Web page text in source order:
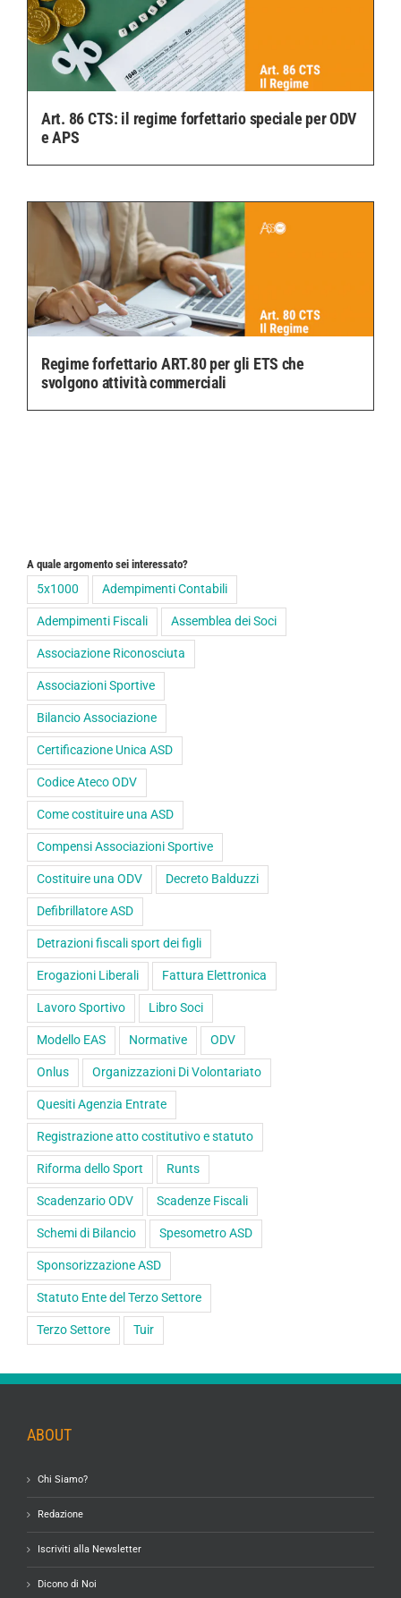
Art. 86 CTS: il regime forfettario speciale per ODV
e APS
Regime forfettario ART.80 per gli ETS che
svolgono attività commerciali
A quale argomento sei interessato?
5x1000 Adempimenti Contabili
Adempimenti Fiscali Assemblea dei Soci
Associazione Riconosciuta
Associazioni Sportive
Bilancio Associazione
Certificazione Unica ASD
Codice Ateco ODV
Come costituire una ASD
Compensi Associazioni Sportive
Costituire una ODV Decreto Balduzzi
Defibrillatore ASD
Detrazioni fiscali sport dei figli
Erogazioni Liberali Fattura Elettronica
Lavoro Sportivo Libro Soci
Modello EAS Normative ODV
Onlus Organizzazioni Di Volontariato
Quesiti Agenzia Entrate
Registrazione atto costitutivo e statuto
Riforma dello Sport Runts
Scadenzario ODV Scadenze Fiscali
Schemi di Bilancio Spesometro ASD
Sponsorizzazione ASD
Statuto Ente del Terzo Settore
Terzo Settore Tuir
ABOUT
Chi Siamo?
Redazione
Iscriviti alla Newsletter
Dicono di Noi